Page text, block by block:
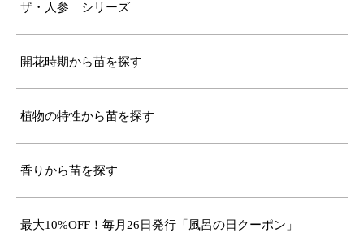
ザ・人参 シリーズ
開花時期から苗を探す
植物の特性から苗を探す
香りから苗を探す
最大10%OFF！毎月26日発行「風呂の日クーポン」